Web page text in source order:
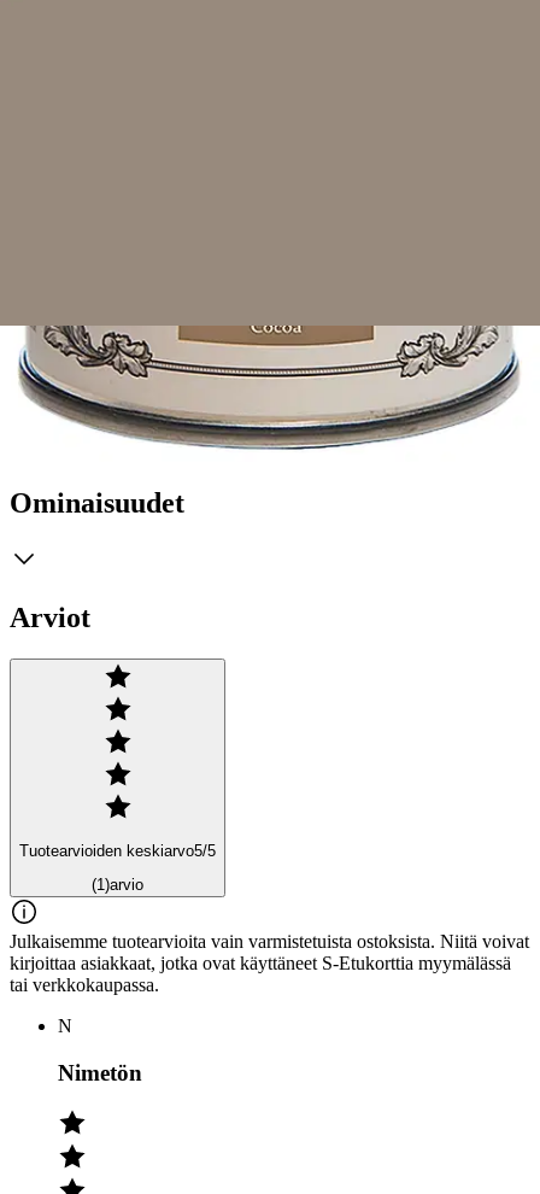
erinomaisesti aiemmin lakattuun ja maalattuun pintaan ilman
hiontaa. Peittää yleensä yhdellä käsittelyllä. Luo ainutlaatuinen
kulunut ulkonäkö hiomalla tai pyyhkimällä maalattua pintaa kevyesti
alueittain. Pinta viimeistellään Rust-Oleum® kalustevahalla tai -
lakalla.
Ominaisuudet
Arviot
Tuotearvioiden keskiarvo5/5
(1)arvio
Julkaisemme tuotearvioita vain varmistetuista ostoksista. Niitä voivat
kirjoittaa asiakkaat, jotka ovat käyttäneet S-Etukorttia myymälässä
tai verkkokaupassa.
N
Nimetön